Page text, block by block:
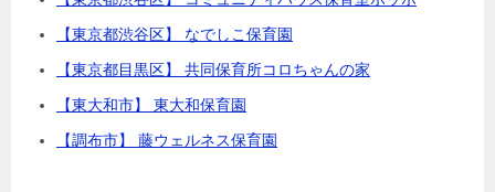
【東京都渋谷区】 なでしこ保育園
【東京都目黒区】 共同保育所コロちゃんの家
【東大和市】 東大和保育園
【調布市】 藤ウェルネス保育園